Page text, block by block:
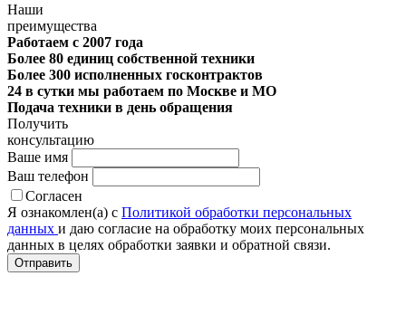
Наши
преимущества
Работаем с 2007 года
Более 80 единиц собственной техники
Более 300 исполненных госконтрактов
24 в сутки мы работаем по Москве и МО
Подача техники в день обращения
Получить
консультацию
Ваше имя
Ваш телефон
Согласен
Я ознакомлен(а) с Политикой обработки персональных
данных и даю согласие на обработку моих персональных
данных в целях обработки заявки и обратной связи.